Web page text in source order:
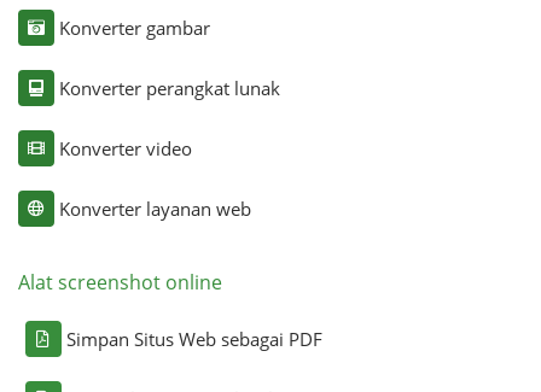
Konverter gambar
Konverter perangkat lunak
Konverter video
Konverter layanan web
Alat screenshot online
Simpan Situs Web sebagai PDF